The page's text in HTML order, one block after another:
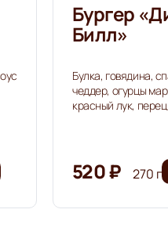
Бургер
Билл»
Булка, говядина,
чеддер, огурцы
красный лук,
520 ₽ 270 г